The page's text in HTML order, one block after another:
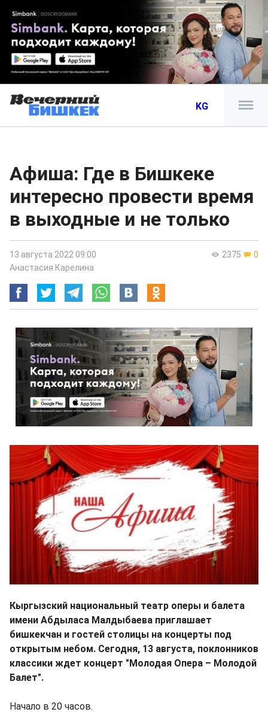
KG
Афиша: Где в Бишкеке
интересно провести время
в выходные и не только
2375 0
13 августа 2022 09:00
Анастасия Карелина
Кыргызский национальный театр оперы и балета
имени Абдыласа Малдыбаева приглашает
бишкекчан и гостей столицы на концерты под
открытым небом. Сегодня, 13 августа, поклонников
классики ждет концерт "Молодая Опера – Молодой
Балет".
Начало в 20 часов.